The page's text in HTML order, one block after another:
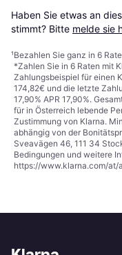
Haben Sie etwas an
stimmt? Bitte melde sie
¹Bezahlen Sie ganz in 6
*Zahlen Sie in 6 Raten mit
Zahlungsbeispiel für einen
174,82€ und die letzte
17,90% APR 17,90%.
für in Österreich lebende
Zustimmung von Klarna.
abhängig von der
Sveavägen 46, 111 34
Bedingungen und weitere
https://www.klarna.com/at/